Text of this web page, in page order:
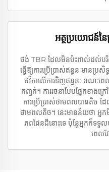
អត្ថប្រយោជន៍ន
ថង់ TBR ដែលមិនប៉ះពាល់ដល់បរិស្
ធ្វើឱ្យការប្រើប្រាស់ឥន្ធនៈមានប្
ថវិកាលើការទិញឥន្ធនៈ ខណៈពេ
កញ្ចក់។ ការរចនាបែបផ្នែកខាងក្
ការប្រើប្រាស់ថាមពលបានតិច ដ
ថាមពលតិច។ នេះមានន័យថា អ្នកមិ
ភពផែនដីនោះទេ ប៉ុន្តែអ្នកក៏ទទួល
ពេលវ